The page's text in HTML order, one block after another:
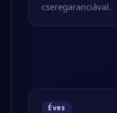
cseregaranciával.
Éves